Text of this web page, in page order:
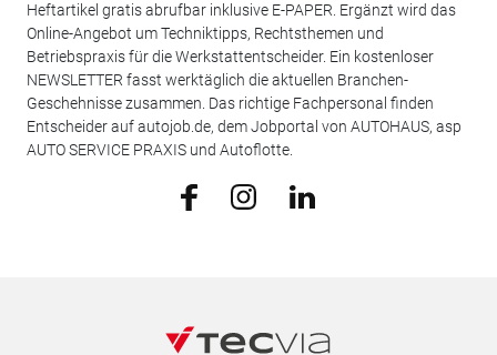
Heftartikel gratis abrufbar inklusive E-PAPER. Ergänzt wird das
Online-Angebot um Techniktipps, Rechtsthemen und
Betriebspraxis für die Werkstattentscheider. Ein kostenloser
NEWSLETTER fasst werktäglich die aktuellen Branchen-
Geschehnisse zusammen. Das richtige Fachpersonal finden
Entscheider auf autojob.de, dem Jobportal von AUTOHAUS, asp
AUTO SERVICE PRAXIS und Autoflotte.